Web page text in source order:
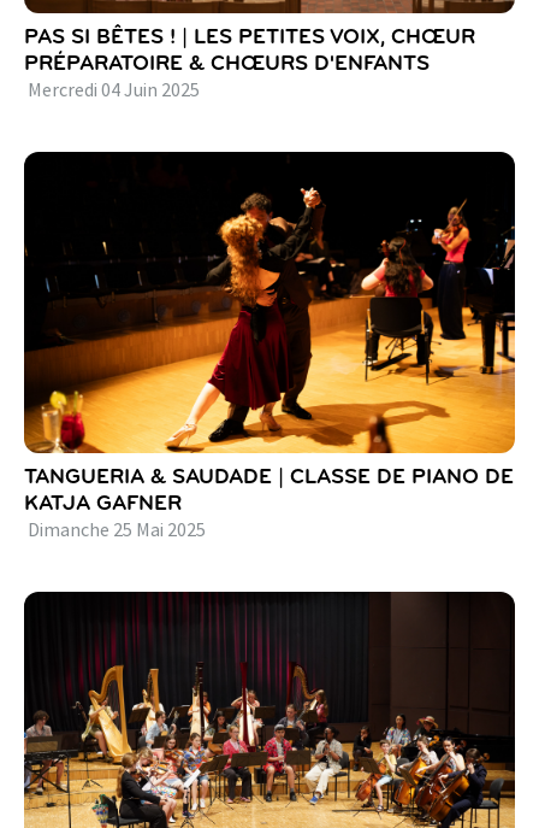
PAS SI BÊTES ! | LES PETITES VOIX, CHŒUR
PRÉPARATOIRE & CHŒURS D'ENFANTS
Mercredi 04Juin 2025
TANGUERIA & SAUDADE | CLASSE DE PIANO DE
KATJA GAFNER
Dimanche 25 Mai 2025